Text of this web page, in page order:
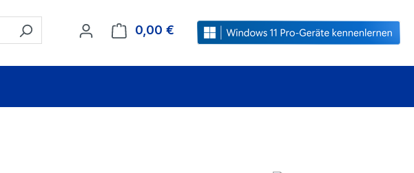
0,00 € Warenkorb enthält 0 Positionen. Der